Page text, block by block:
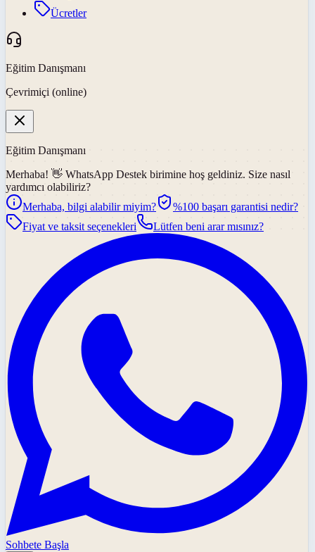
Ücretler
Eğitim Danışmanı
Çevrimiçi (online)
Eğitim Danışmanı
Merhaba! 👋 WhatsApp Destek birimine hoş geldiniz. Size nasıl
yardımcı olabiliriz?
Merhaba, bilgi alabilir miyim?
%100 başarı garantisi nedir?
Fiyat ve taksit seçenekleri
Lütfen beni arar mısınız?
Sohbete Başla